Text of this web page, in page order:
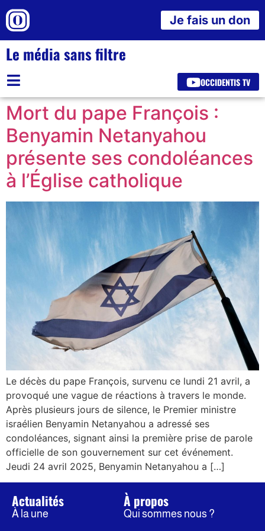
Je fais un don
Le média sans filtre
OCCIDENTIS TV
Mort du pape François :
Benyamin Netanyahou
présente ses condoléances
à l’Église catholique
Le décès du pape François, survenu ce lundi 21 avril, a
provoqué une vague de réactions à travers le monde.
Après plusieurs jours de silence, le Premier ministre
israélien Benyamin Netanyahou a adressé ses
condoléances, signant ainsi la première prise de parole
officielle de son gouvernement sur cet événement.
Jeudi 24 avril 2025, Benyamin Netanyahou a […]
Actualités
À la une
À propos
Qui sommes nous ?